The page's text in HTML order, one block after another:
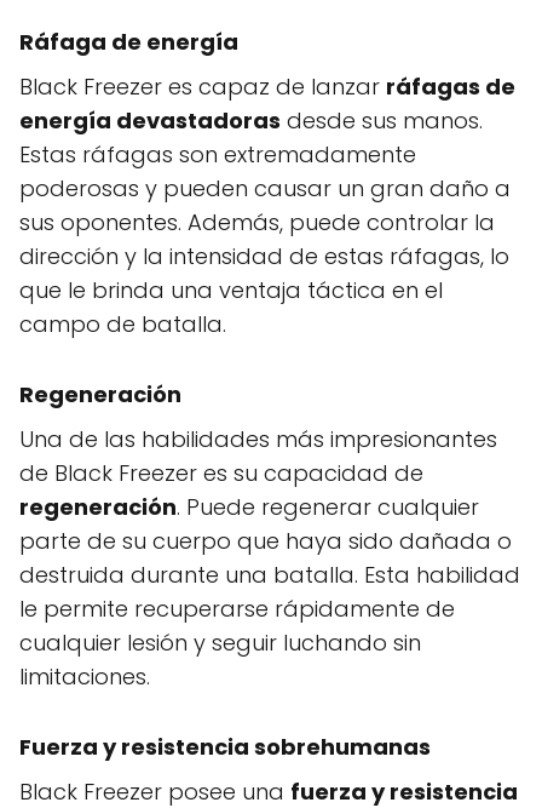
Ráfaga de energía
Black Freezer es capaz de lanzar ráfagas de
energía devastadoras desde sus manos.
Estas ráfagas son extremadamente
poderosas y pueden causar un gran daño a
sus oponentes. Además, puede controlar la
dirección y la intensidad de estas ráfagas, lo
que le brinda una ventaja táctica en el
campo de batalla.
Regeneración
Una de las habilidades más impresionantes
de Black Freezer es su capacidad de
regeneración. Puede regenerar cualquier
parte de su cuerpo que haya sido dañada o
destruida durante una batalla. Esta habilidad
le permite recuperarse rápidamente de
cualquier lesión y seguir luchando sin
limitaciones.
Fuerza y resistencia sobrehumanas
Black Freezer posee una fuerza y resistencia